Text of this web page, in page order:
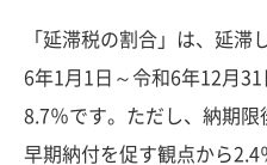
「延滞税の割合」は、延滞
6年1月1日～令和6年12月
8.7％です。ただし、納期限
早期納付を促す観点から